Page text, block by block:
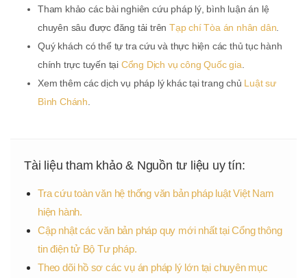
Tham khảo các bài nghiên cứu pháp lý, bình luận án lệ
chuyên sâu được đăng tải trênTạp chí Tòa án nhân dân
Quý khách có thể tự tra cứu và thực hiện các thủ tục hành
chính trực tuyến tại Cổng Dịch vụ công Quốc gia
Xem thêm các dịch vụ pháp lý khác tại trang chủ Luật sư
Bình Chánh
Tài liệu tham khảo & Nguồn tư liệu uy tín:
Tra cứu toàn văn hệ thống văn bản pháp luật Việt Nam
hiện hành.
Cập nhật các văn bản pháp quy mới nhất tại Cổng thông
tin điện tử Bộ Tư pháp.
Theo dõi hồ sơ các vụ án pháp lý lớn tại chuyên mục